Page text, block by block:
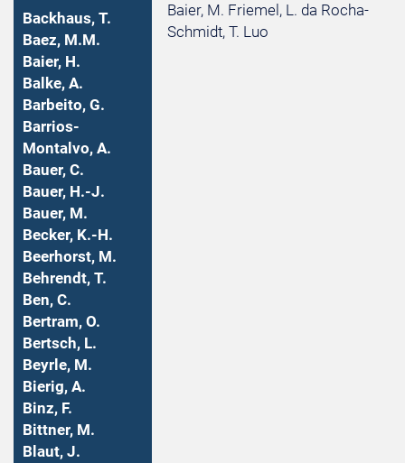
Backhaus, T.
Baez, M.M.
Baier, H.
Balke, A.
Barbeito, G.
Barrios-
Montalvo, A.
Bauer, C.
Bauer, H.-J.
Bauer, M.
Becker, K.-H.
Beerhorst, M.
Behrendt, T.
Ben, C.
Bertram, O.
Bertsch, L.
Beyrle, M.
Bierig, A.
Binz, F.
Bittner, M.
Blaut, J.
Baier, M. Friemel, L. da Rocha-
Schmidt, T. Luo